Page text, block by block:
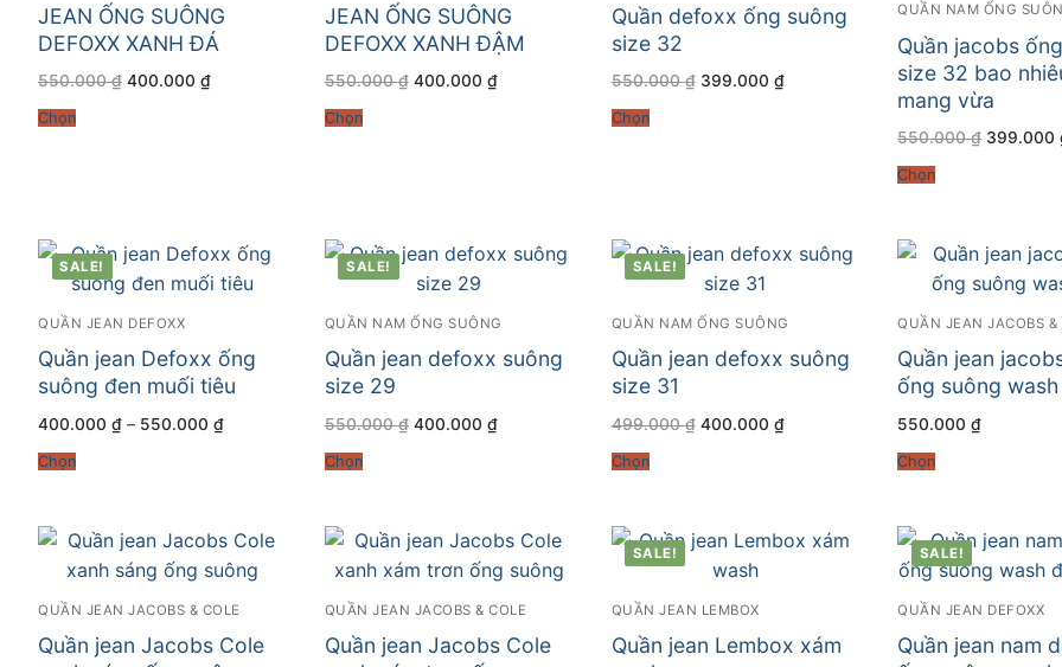
JEAN ỐNG SUÔNG
DEFOXX XANH ĐÁ
550.000₫ Giá
400.000 ₫Giá
Chọn
JEAN ỐNG SUÔNG
DEFOXX XANH ĐẬM
550.000₫ Giá
400.000 ₫Giá
hiện
Chọn
Quần defoxx ống suông
size 32
550.000₫ Giá
399.000 ₫Giá
hiện
Chọn
QUẦN NAM ỐNG
Quần jacobs
size 32 bao
mang vừa
550.000₫ Giá
399.000
Chọn
SALE!
QUẦN JEAN DEFOXX
Quần jean Defoxx ống
suông đen muối tiêu
400.000 ₫ – 550.000 ₫Khoảng
Chọn
SALE!
QUẦN NAM ỐNG SUÔNG
Quần jean defoxx suông
size 29
550.000₫ Giá
400.000 ₫Giá
hiện
Chọn
SALE!
QUẦN NAM ỐNG SUÔNG
Quần jean defoxx suông
size 31
499.000₫ Giá
400.000 ₫Giá
hiện
Chọn
QUẦN JEAN JACOBS &
Quần jean
ống suông
550.000₫
Chọn
QUẦN JEAN JACOBS & COLE
Quần jean Jacobs Cole
QUẦN JEAN JACOBS & COLE
Quần jean Jacobs Cole
SALE!
QUẦN JEAN LEMBOX
Quần jean Lembox xám
SALE!
QUẦN JEAN DEFOXX
Quần jean nam